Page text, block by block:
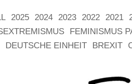
2025 2024 2023 2022 2021
FEMINISMUS
DEUTSCHE EINHEIT BREXIT